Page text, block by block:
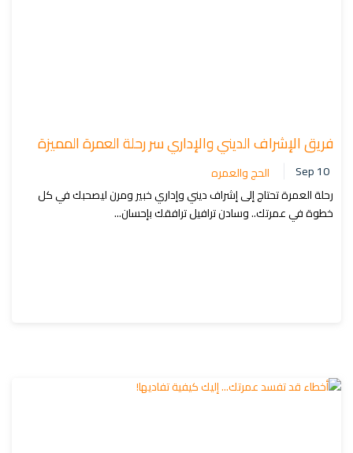
فريق الإشراف الديني والإداري سر رحلة العمرة المميزة
Sep 10
الحج والعمره
رحلة العمرة تحتاج إلى إشراف ديني وإداري خبير ومرن ليصحبك في كل
خطوة في عمرتك.. وسادن ترافيل ترافقك بإحسان...